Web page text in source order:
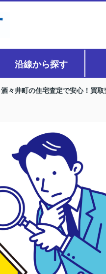
沿線から探す
酒々井町の住宅査定で安心！買